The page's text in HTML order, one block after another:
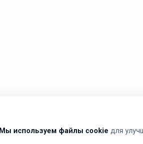
Мы используем файлы cookie для